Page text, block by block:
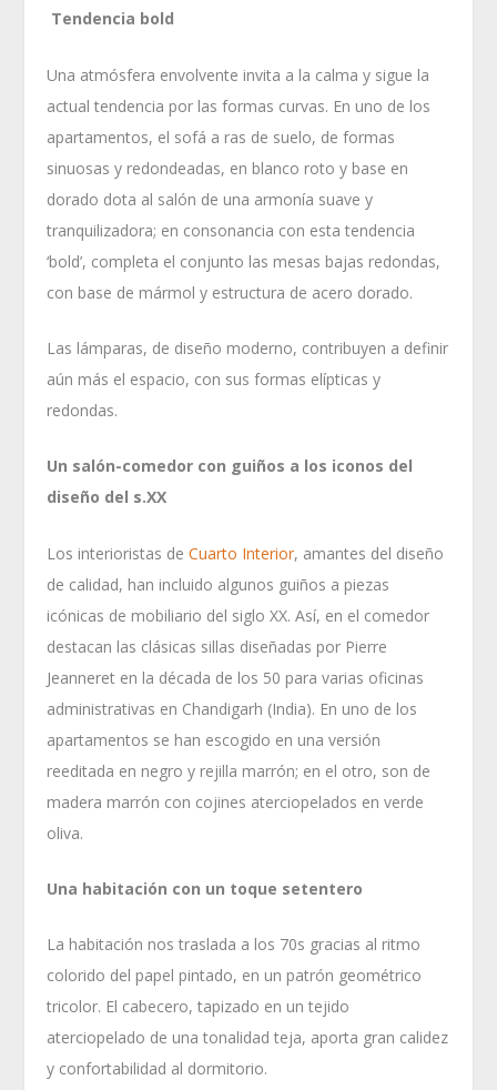
Tendencia bold
Una atmósfera envolvente invita a la calma y sigue la
actual tendencia por las formas curvas. En uno de los
apartamentos, el sofá a ras de suelo, de formas
sinuosas y redondeadas, en blanco roto y base en
dorado dota al salón de una armonía suave y
tranquilizadora; en consonancia con esta tendencia
‘bold’, completa el conjunto las mesas bajas redondas,
con base de mármol y estructura de acero dorado.
Las lámparas, de diseño moderno, contribuyen a definir
aún más el espacio, con sus formas elípticas y
redondas.
Un salón-comedor con guiños a los iconos del
diseño del s.XX
Los interioristas deCuarto Interior, amantes del diseño
de calidad, han incluido algunos guiños a piezas
icónicas de mobiliario del siglo XX. Así, en el comedor
destacan las clásicas sillas diseñadas por Pierre
Jeanneret en la década de los 50 para varias oficinas
administrativas en Chandigarh (India). En uno de los
apartamentos se han escogido en una versión
reeditada en negro y rejilla marrón; en el otro, son de
madera marrón con cojines aterciopelados en verde
oliva.
Una habitación con un toque setentero
La habitación nos traslada a los 70s gracias al ritmo
colorido del papel pintado, en un patrón geométrico
tricolor. El cabecero, tapizado en un tejido
aterciopelado de una tonalidad teja, aporta gran calidez
y confortabilidad al dormitorio.